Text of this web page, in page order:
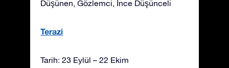
Düşünen, Gözlemci, İnce Düşünceli
Terazi
Tarih: 23 Eylül – 22 Ekim